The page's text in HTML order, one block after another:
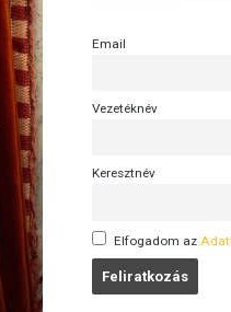
Email
Vezetéknév
Keresztnév
Elfogadom az